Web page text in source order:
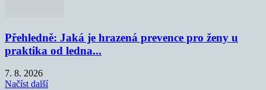
Přehledně: Jaká je hrazená prevence pro ženy u
praktika od ledna...
7. 8. 2026
Načíst další